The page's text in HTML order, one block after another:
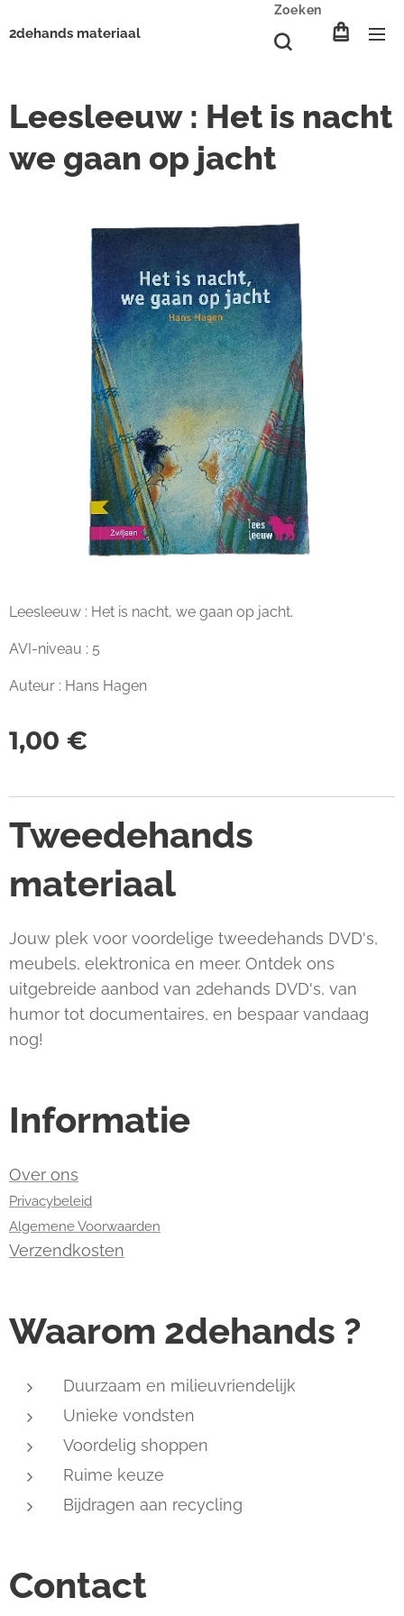
2dehands materiaal
Zoeken
Leesleeuw : Het is nacht
we gaan op jacht
Leesleeuw : Het is nacht, we gaan op jacht.
AVI-niveau : 5
Auteur : Hans Hagen
1,00 €
Tweedehands
materiaal
Jouw plek voor voordelige tweedehands DVD's,
meubels, elektronica en meer. Ontdek ons
uitgebreide aanbod van 2dehands DVD's, van
humor tot documentaires, en bespaar vandaag
nog!
Informatie
Over ons
Privacybeleid
Algemene Voorwaarden
Verzendkosten
Waarom 2dehands ?
Duurzaam en milieuvriendelijk
Unieke vondsten
Voordelig shoppen
Ruime keuze
Bijdragen aan recycling
Contact